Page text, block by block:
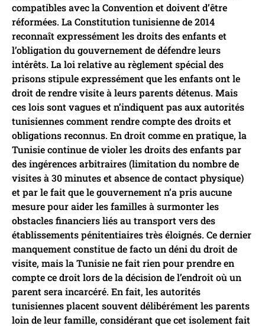
compatibles avec la Convention et doivent d’être
réformées. La Constitution tunisienne de 2014
reconnaît expressément les droits des enfants et
l’obligation du gouvernement de défendre leurs
intérêts. La loi relative au règlement spécial des
prisons stipule expressément que les enfants ont le
droit de rendre visite à leurs parents détenus. Mais
ces lois sont vagues et n’indiquent pas aux autorités
tunisiennes comment rendre compte des droits et
obligations reconnus. En droit comme en pratique, la
Tunisie continue de violer les droits des enfants par
des ingérences arbitraires (limitation du nombre de
visites à 30 minutes et absence de contact physique)
et par le fait que le gouvernement n’a pris aucune
mesure pour aider les familles à surmonter les
obstacles financiers liés au transport vers des
établissements pénitentiaires très éloignés. Ce dernier
manquement constitue de facto un déni du droit de
visite, mais la Tunisie ne fait rien pour prendre en
compte ce droit lors de la décision de l’endroit où un
parent sera incarcéré. En fait, les autorités
tunisiennes placent souvent délibérément les parents
loin de leur famille, considérant que cet isolement fait